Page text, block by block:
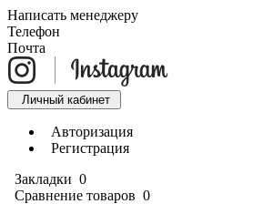
Написать менеджеру
Телефон
Почта
Личный кабинет
Авторизация
Регистрация
Закладки 0
Сравнение товаров 0